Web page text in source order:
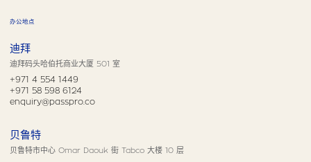
办公地点
迪拜
迪拜码头哈伯托商业大厦 501 室
+971 4 554 1449
+971 58 598 6124
enquiry@passpro.co
贝鲁特
贝鲁特市中心 Omar Daouk 街 Tabco 大楼 10 层